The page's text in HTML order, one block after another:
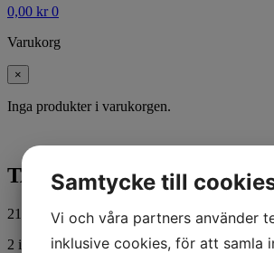
0,00 kr 0
Varukorg
×
Inga produkter i varukorgen.
TAB WASHER
217,00 kr ink. moms
2 i lager
Samtycke till
Vi och våra partners använder
inklusive cookies, för att samla